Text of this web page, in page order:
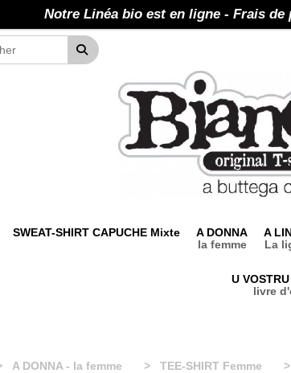
Notre Linéa bio est en ligne - Frais
SWEAT-SHIRT CAPUCHE Mixte
A DONNA
la femme
A
La
U
livre
A DONNA - la femme TEE-SHIRT Femme